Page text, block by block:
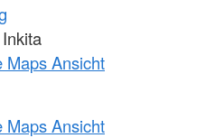
Maps Ansicht
Maps Ansicht